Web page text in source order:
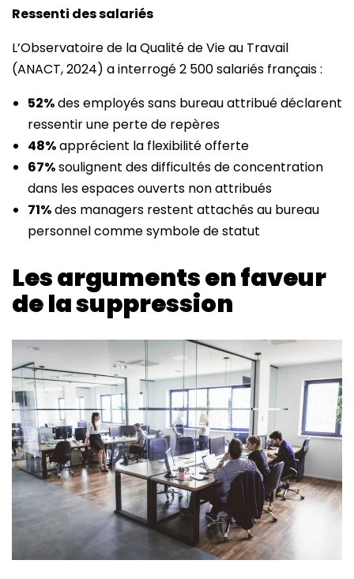
Ressenti des salariés
L’Observatoire de la Qualité de Vie au Travail
(ANACT, 2024) a interrogé 2 500 salariés français :
52%des employés sans bureau attribué déclarent
ressentir une perte de repères
48%apprécient la flexibilité offerte
67%soulignent des difficultés de concentration
dans les espaces ouverts non attribués
71%des managers restent attachés au bureau
personnel comme symbole de statut
Les arguments en faveur
de la suppression